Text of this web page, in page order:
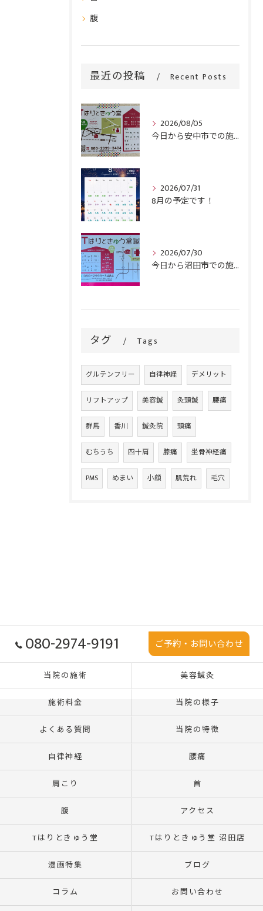
腹
最近の投稿 Recent Posts
2026/08/05
今日から安中市での施術がスタートです！
2026/07/31
8月の予定です！
2026/07/30
今日から沼田市での施術がスタートです！
タグ Tags
グルテンフリー 自律神経 デメリット
リフトアップ 美容鍼 灸頭鍼 腰痛
群馬 香川 鍼灸院 頭痛
むちうち 四十肩 膝痛 坐骨神経痛
PMS めまい 小顔 肌荒れ 毛穴
080-2974-9191 ご予約・お問い合わせ
当院の施術 美容鍼灸
施術料金 当院の様子
よくある質問 当院の特徴
自律神経 腰痛
肩こり 首
腹 アクセス
Tはりときゅう堂 Tはりときゅう堂 沼田店
漫画特集 ブログ
コラム お問い合わせ